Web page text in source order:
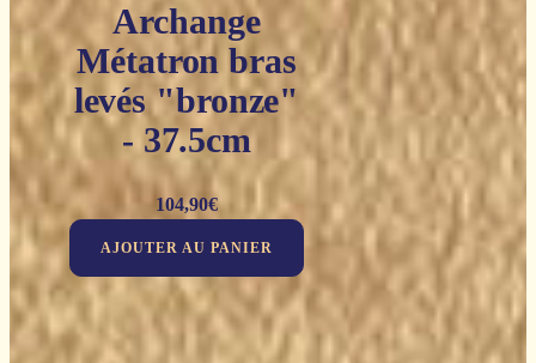
Archange
Métatron bras
levés "bronze"
- 37.5cm
104,90€
AJOUTER AU PANIER